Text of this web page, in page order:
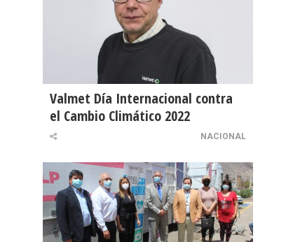
Valmet Día Internacional contra
el Cambio Climático 2022
NACIONAL